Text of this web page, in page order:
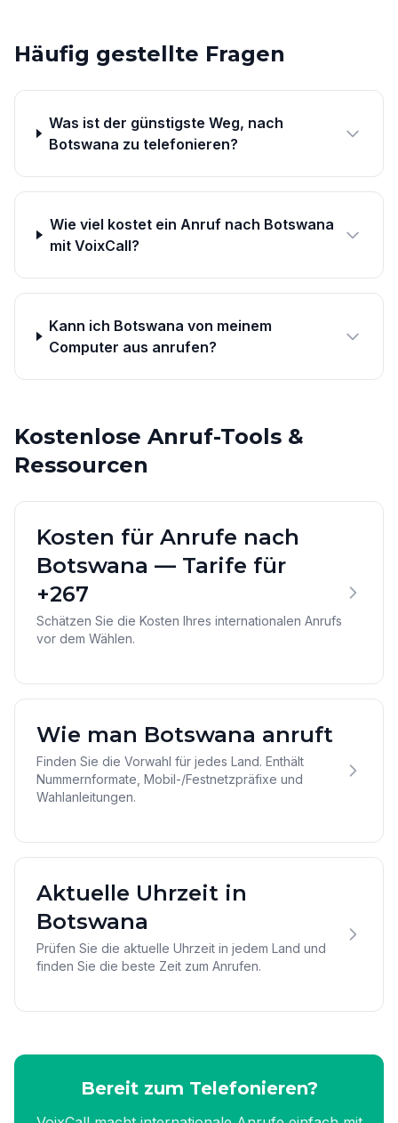
Häufig gestellte Fragen
Was ist der günstigste Weg, nach
Botswana zu telefonieren?
Wie viel kostet ein Anruf nach Botswana
mit VoixCall?
Kann ich Botswana von meinem
Computer aus anrufen?
Kostenlose Anruf-Tools &
Ressourcen
Kosten für Anrufe nach
Botswana — Tarife für
+267
Schätzen Sie die Kosten Ihres internationalen Anrufs
vor dem Wählen.
Wie man Botswana anruft
Finden Sie die Vorwahl für jedes Land. Enthält
Nummernformate, Mobil-/Festnetzpräfixe und
Wahlanleitungen.
Aktuelle Uhrzeit in
Botswana
Prüfen Sie die aktuelle Uhrzeit in jedem Land und
finden Sie die beste Zeit zum Anrufen.
Bereit zum Telefonieren?